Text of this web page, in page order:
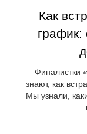
Как
график:
Финалистки
знают, как
Мы узнали,